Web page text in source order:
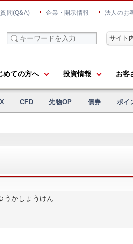
問(Q&A) 企業・開示情報 法人のお
めての方へ 投資情報 お客
CFD 先物OP 債券 ポイ
うかしょうけん